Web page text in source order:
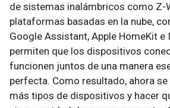
de sistemas inalámbricos como Z-
plataformas basadas en la nube,
Google Assistant, Apple HomeKit e
permiten que los dispositivos
funcionen juntos de una manera
perfecta. Como resultado, ahora
más tipos de dispositivos y hacer